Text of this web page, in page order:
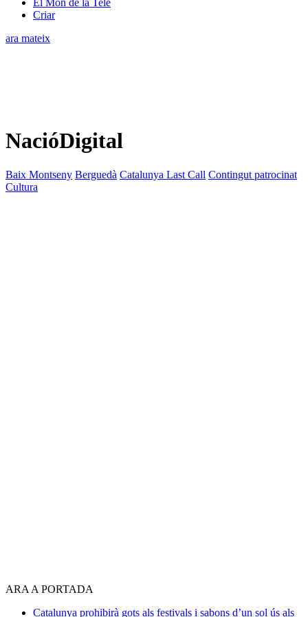
Criar
ara mateix
NacióDigital
Baix Montseny Berguedà Catalunya Last Call Contingut patrocinat
Cultura
ARA A PORTADA
Catalunya prohibirà gots als festivals i sabons d’un sol ús als